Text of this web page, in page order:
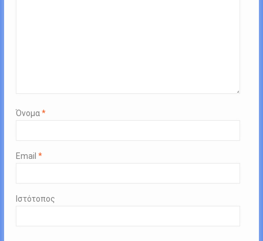
Όνομα*
Email *
Ιστότοπος